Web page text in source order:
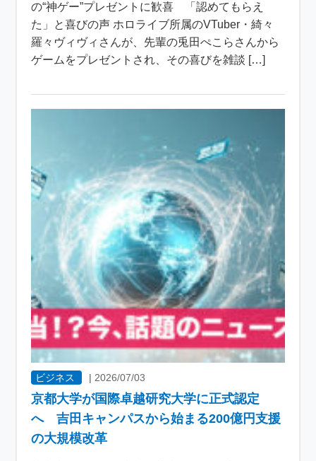
の“神ゲー”プレゼントに歓喜 「認めてもらえ
た」と喜びの声 ホロライブ所属のVTuber・綺々
羅々ヴィヴィさんが、先輩の兎田ぺこらさんから
ゲームをプレゼントされ、その喜びを雑談 […]
ビジネス |2026/07/03
京都大学が国際卓越研究大学に正式認定
へ 吉田キャンパスから始まる200億円支援
の大規模改革